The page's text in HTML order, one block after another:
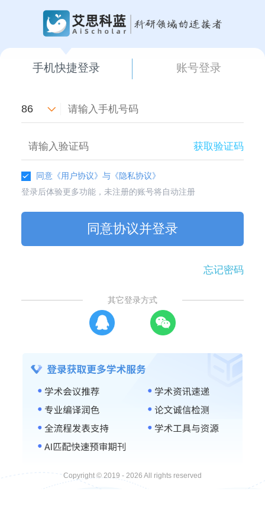
手机快捷登录 账号登录
86
获取验证码
同意 《用户协议》与 《隐私协议》
登录后体验更多功能，未注册的账号将自动注册
同意协议并登录
忘记密码
其它登录方式
Copyright © 2019 - 2026 All rights reserved